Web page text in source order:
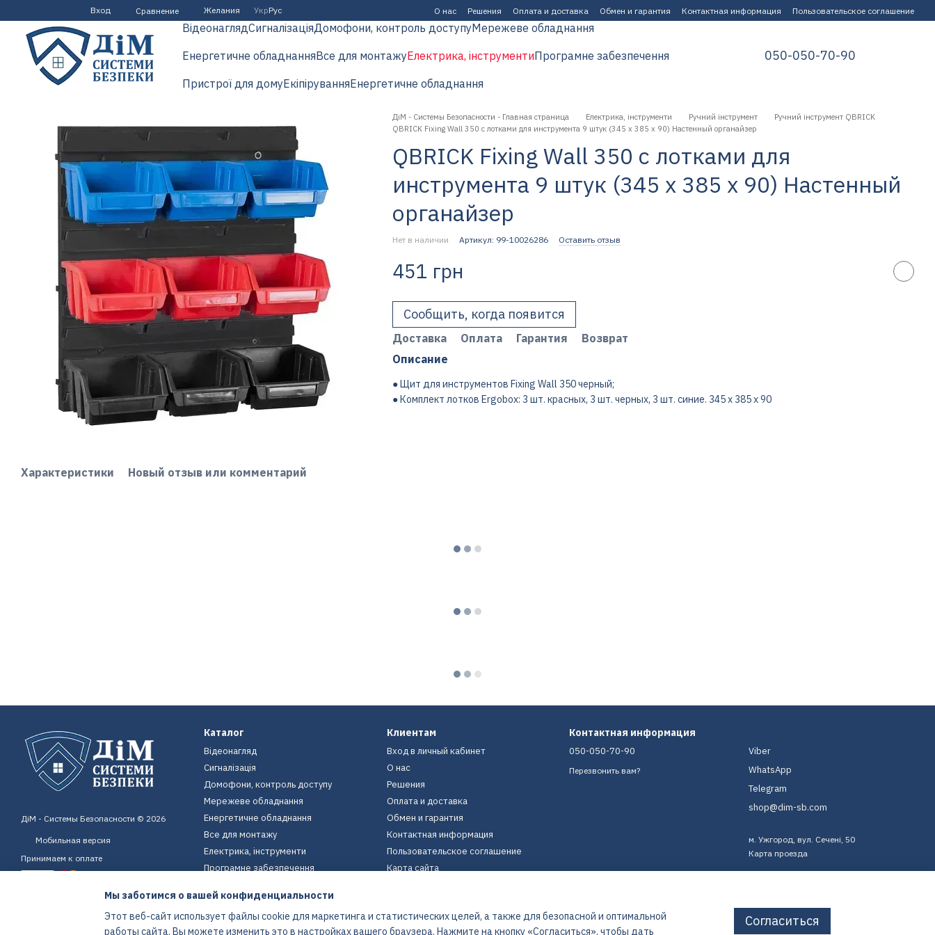
Перейти к основному контенту
Вход Сравнение Желания УкрРус О нас Решения Оплата и доставка Обмен и гарантия Контактная информация Пользовательское соглашение
ВідеонаглядСигналізаціяДомофони, контроль доступуМережеве обладнання
Енергетичне обладнанняВсе для монтажуЕлектрика, інструментиПрограмне забезпечення
Пристрої для домуЕкіпіруванняЕнергетичне обладнання
050-050-70-90
Характеристики Новый отзыв или комментарий
ДіМ - Системы Безопасности - Главная страница Електрика, інструменти Ручний інструмент
Ручний інструмент QBRICK
QBRICK Fixing Wall 350 с лотками для инструмента 9 штук (345 x 385 x 90) Настенный органайзер
QBRICK Fixing Wall 350 с лотками для
инструмента 9 штук (345 x 385 x 90) Настенный
органайзер
Нет в наличии Артикул: 99-10026286 Оставить отзыв
451 грн
Сообщить, когда появится
Доставка Оплата Гарантия
Возврат
Описание
● Щит для инструментов Fixing Wall 350 черный;
● Комплект лотков Ergobox: 3 шт. красных, 3 шт. черных, 3 шт. синие. 345 x 385 x 90
ДіМ - Системы Безопасности © 2026
Мобильная версия
Принимаем к оплате
Каталог
Відеонагляд
Сигналізація
Домофони, контроль доступу
Мережеве обладнання
Енергетичне обладнання
Все для монтажу
Електрика, інструменти
Програмне забезпечення
Екіпірування
Енергетичне обладнання
Клиентам
Вход в личный кабинет
О нас
Решения
Оплата и доставка
Обмен и гарантия
Контактная информация
Пользовательское соглашение
Карта сайта
Контактная информация
050-050-70-90
Перезвонить вам?
Viber
WhatsApp
Telegram
shop@dim-sb.com
м. Ужгород, вул. Сечені, 50
Карта проезда
Мы заботимся о вашей конфиденциальности
Этот веб-сайт использует файлы cookie для маркетинга и статистических целей, а также для безопасной и оптимальной
работы сайта. Вы можете изменить это в настройках вашего браузера. Нажмите на кнопку «Согласиться», чтобы дать
Согласиться